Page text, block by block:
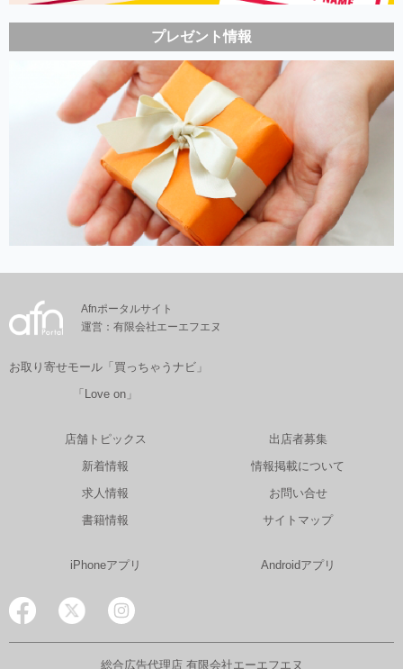
プレゼント情報
Afnポータルサイト
運営：有限会社エーエフエヌ
お取り寄せモール「買っちゃうナビ」
「Love on」
店舗トピックス
新着情報
求人情報
書籍情報
出店者募集
情報掲載について
お問い合せ
サイトマップ
iPhoneアプリ Androidアプリ
総合広告代理店 有限会社エーエフエヌ